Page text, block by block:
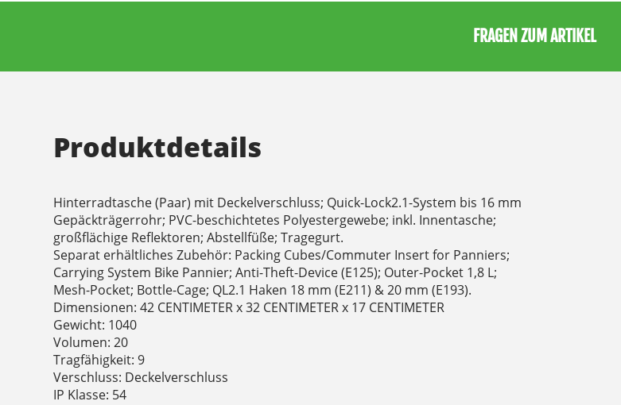
FRAGEN ZUM ARTIKEL
Produktdetails
Hinterradtasche (Paar) mit Deckelverschluss; Quick-Lock2.1-System bis 16 mm
Gepäckträgerrohr; PVC-beschichtetes Polyestergewebe; inkl. Innentasche;
großflächige Reflektoren; Abstellfüße; Tragegurt.
Separat erhältliches Zubehör: Packing Cubes/Commuter Insert for Panniers;
Carrying System Bike Pannier; Anti-Theft-Device (E125); Outer-Pocket 1,8 L;
Mesh-Pocket; Bottle-Cage; QL2.1 Haken 18 mm (E211) & 20 mm (E193).
Dimensionen: 42 CENTIMETER x 32 CENTIMETER x 17 CENTIMETER
Gewicht: 1040
Volumen: 20
Tragfähigkeit: 9
Verschluss: Deckelverschluss
IP Klasse: 54